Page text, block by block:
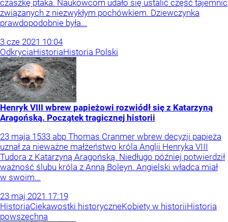
czaszkę ptaka. Naukowcom udało się ustalić część tajemnic
związanych z niezwykłym pochówkiem. Dziewczynka
prawdopodobnie była...
3 cze 2021 10:04
OdkryciaHistoriaHistoria Polski
Henryk VIII wbrew papieżowi rozwiódł się z Katarzyną
Aragońską. Początek tragicznej historii
23 maja 1533 abp Thomas Cranmer wbrew decyzji papieża
uznał za nieważne małżeństwo króla Anglii Henryka VIII
Tudora z Katarzyną Aragońską. Niedługo później potwierdził
ważność ślubu króla z Anną Boleyn. Angielski władca miał
w swoim...
23 maj 2021 17:19
HistoriaCiekawostki historyczneKobiety w historiiHistoria
powszechna